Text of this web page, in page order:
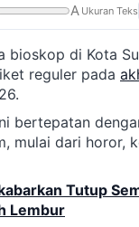
A Ukuran Teks
bioskop di Kota
reguler pada
bertepatan
mulai dari horor,
Tutup
Lembur